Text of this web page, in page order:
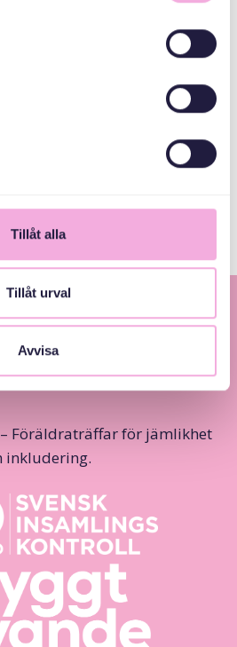
Tillåt alla
Tillåt urval
Avvisa
Föräldraträffar för jämlikhet
inkludering.